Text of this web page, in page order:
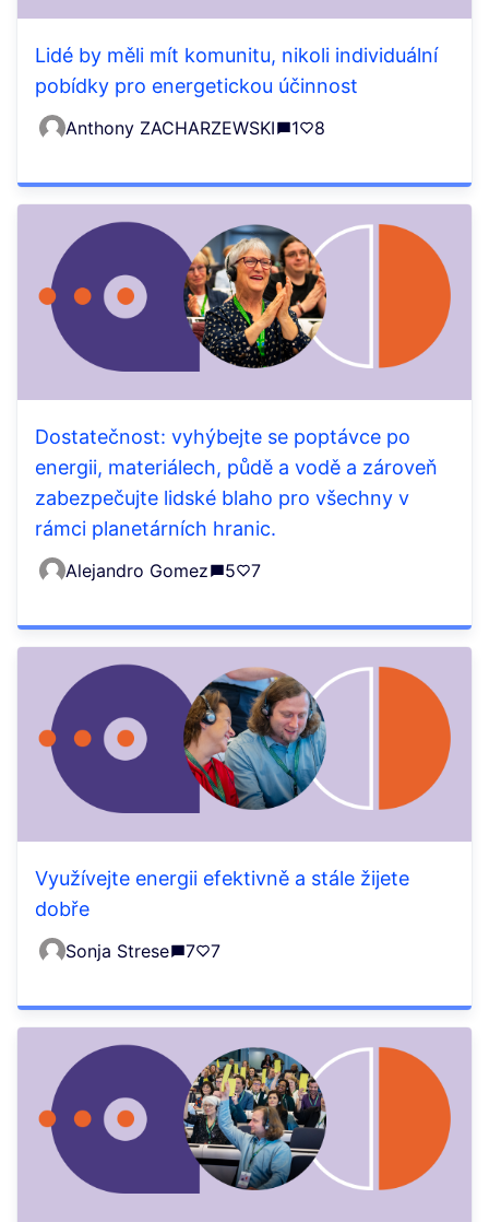
Lidé by měli mít komunitu, nikoli individuální
pobídky pro energetickou účinnost
Anthony ZACHARZEWSKI 1 8
Dostatečnost: vyhýbejte se poptávce po
energii, materiálech, půdě a vodě a zároveň
zabezpečujte lidské blaho pro všechny v
rámci planetárních hranic.
Alejandro Gomez 5 7
Využívejte energii efektivně a stále žijete
dobře
Sonja Strese 7 7